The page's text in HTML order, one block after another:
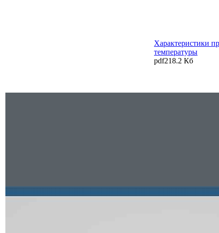
Характеристики
температуры
pdf218.2 Кб